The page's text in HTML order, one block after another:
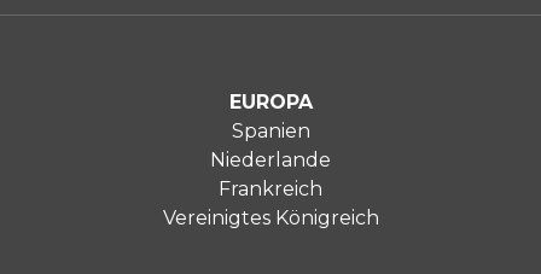
EUROPA
Spanien
Niederlande
Frankreich
Vereinigtes Königreich